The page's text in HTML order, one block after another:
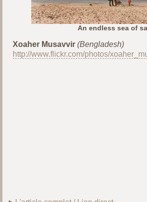
An endless sea of
Xoaher Musavvir (Bengladesh)
http://www.flickr.com/photos/